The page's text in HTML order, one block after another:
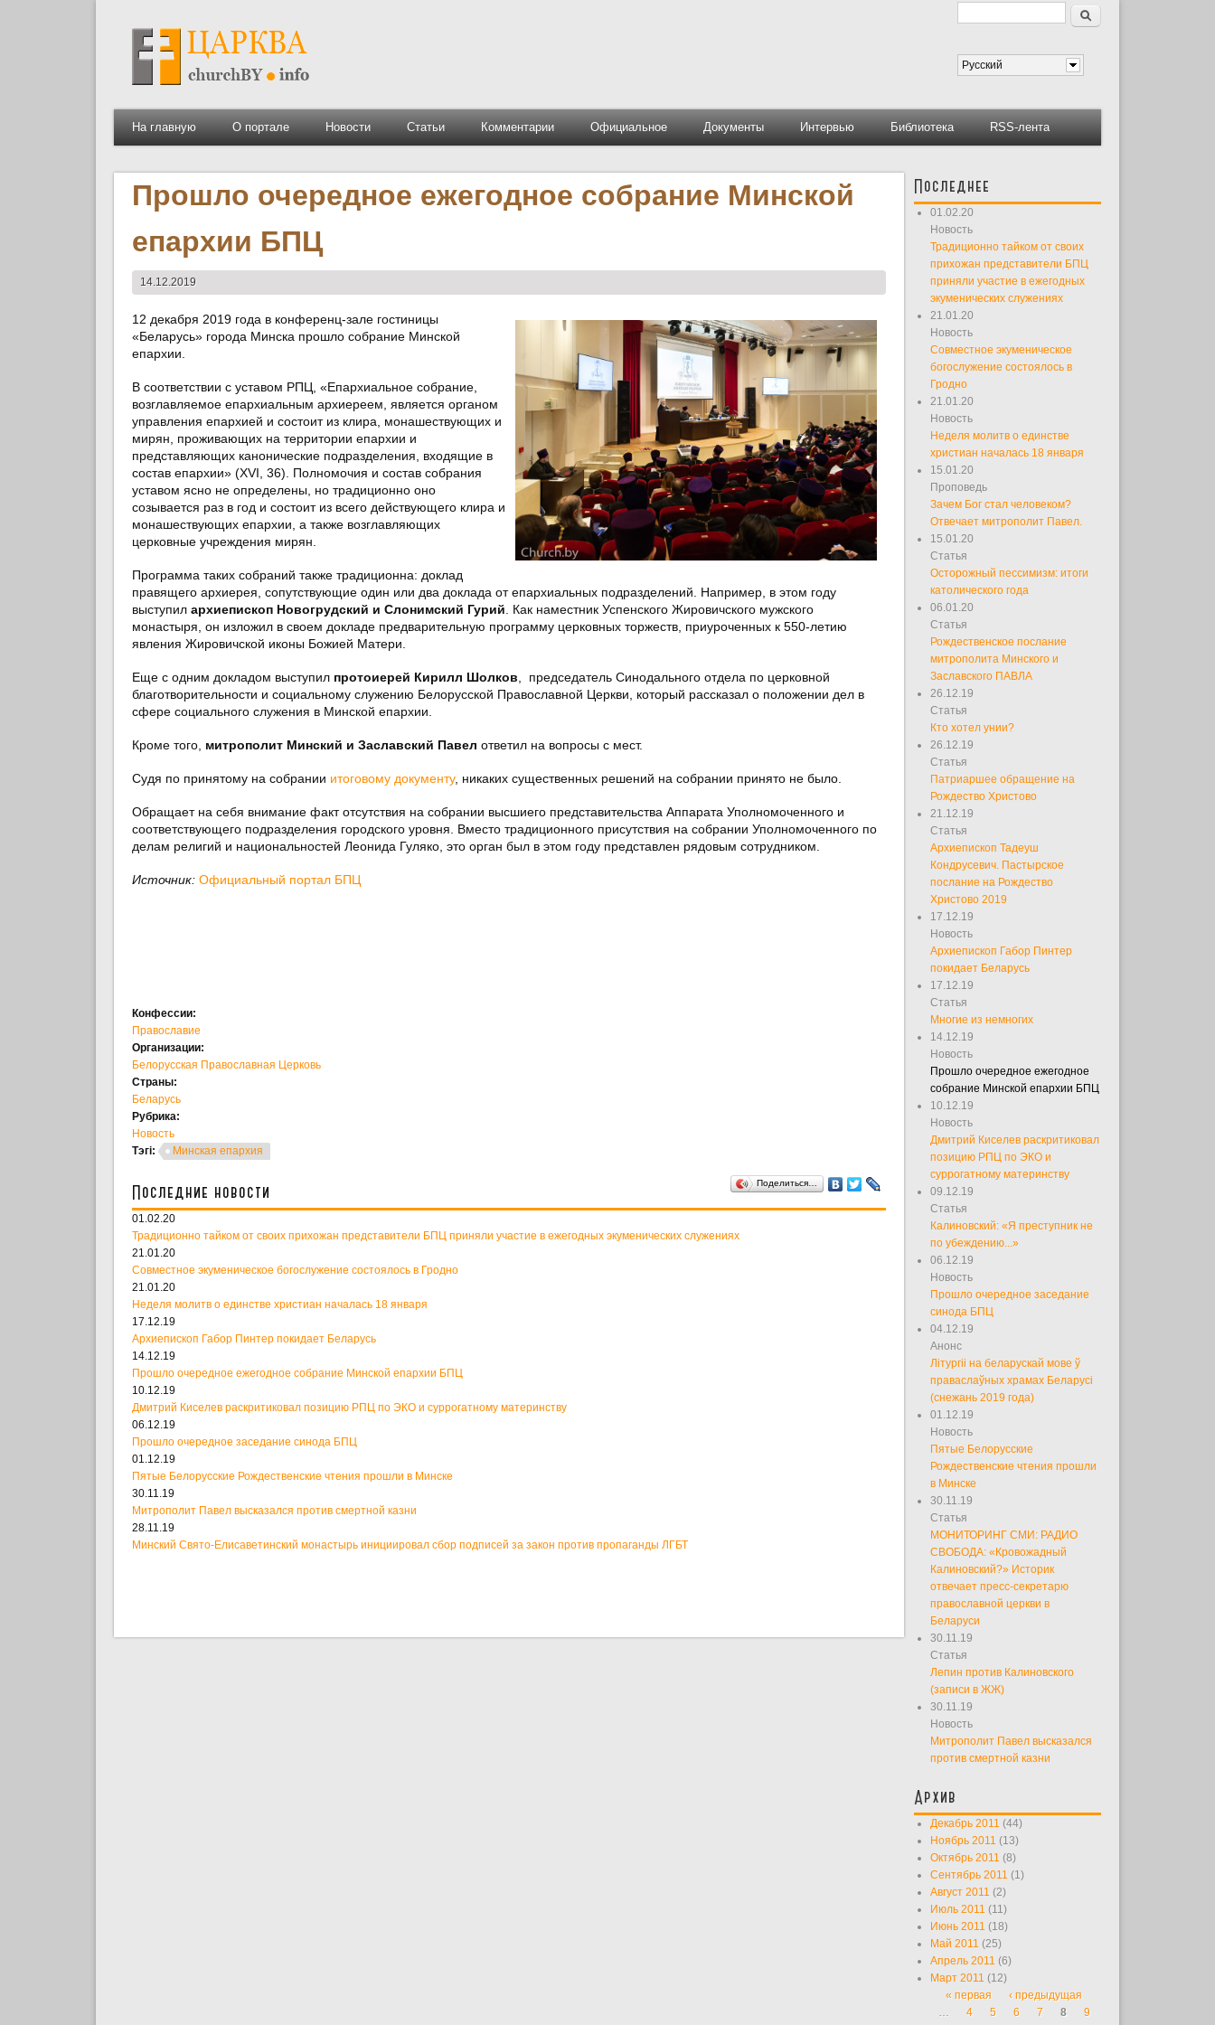
Форма поиска
Поиск
Русский
На главную О портале Новости Статьи Комментарии Официальное Документы Интервью Библиотека RSS-лента
Прошло очередное ежегодное собрание Минской
епархии БПЦ
14.12.2019
12 декабря 2019 года в конференц-зале гостиницы
«Беларусь» города Минска прошло собрание Минской
епархии.
В соответствии с уставом РПЦ, «Епархиальное собрание,
возглавляемое епархиальным архиереем, является органом
управления епархией и состоит из клира, монашествующих и
мирян, проживающих на территории епархии и
представляющих канонические подразделения, входящие в
состав епархии» (XVI, 36). Полномочия и состав собрания
уставом ясно не определены, но традиционно оно
созывается раз в год и состоит из всего действующего клира и
монашествующих епархии, а также возглавляющих
церковные учреждения мирян.
Программа таких собраний также традиционна: доклад
правящего архиерея, сопутствующие один или два доклада от епархиальных подразделений. Например, в этом году
выступил архиепископ Новогрудский и Слонимский Гурий . Как наместник Успенского Жировичского мужского
монастыря, он изложил в своем докладе предварительную программу церковных торжеств, приуроченных к 550-летию
явления Жировичской иконы Божией Матери.
Еще с одним докладом выступил протоиерей Кирилл Шолков , председатель Синодального отдела по церковной
благотворительности и социальному служению Белорусской Православной Церкви, который рассказал о положении дел в
сфере социального служения в Минской епархии.
Кроме того, митрополит Минский и Заславский Павел ответил на вопросы с мест.
Судя по принятому на собрании итоговому документу, никаких существенных решений на собрании принято не было.
Обращает на себя внимание факт отсутствия на собрании высшиего представительства Аппарата Уполномоченного и
соответствующего подразделения городского уровня. Вместо традиционного присутствия на собрании Уполномоченного по
делам религий и национальностей Леонида Гуляко, это орган был в этом году представлен рядовым сотрудником.
Источник: Официальный портал БПЦ
Конфессии:
Православие
Организации:
Белорусская Православная Церковь
Страны:
Беларусь
Рубрика:
Новость
Тэгі:
Минская епархия
Поделиться…
Последние новости
01.02.20
Традиционно тайком от своих прихожан представители БПЦ приняли участие в ежегодных экуменических служениях
21.01.20
Совместное экуменическое богослужение состоялось в Гродно
21.01.20
Неделя молитв о единстве христиан началась 18 января
17.12.19
Архиепископ Габор Пинтер покидает Беларусь
14.12.19
Прошло очередное ежегодное собрание Минской епархии БПЦ
10.12.19
Дмитрий Киселев раскритиковал позицию РПЦ по ЭКО и суррогатному материнству
06.12.19
Прошло очередное заседание синода БПЦ
01.12.19
Пятые Белорусские Рождественские чтения прошли в Минске
30.11.19
Митрополит Павел высказался против смертной казни
28.11.19
Минский Свято-Елисаветинский монастырь инициировал сбор подписей за закон против пропаганды ЛГБТ
Последнее
01.02.20
Новость
Традиционно тайком от своих
прихожан представители БПЦ
приняли участие в ежегодных
экуменических служениях
21.01.20
Новость
Совместное экуменическое
богослужение состоялось в
Гродно
21.01.20
Новость
Неделя молитв о единстве
христиан началась 18 января
15.01.20
Проповедь
Зачем Бог стал человеком?
Отвечает митрополит Павел.
15.01.20
Статья
Осторожный пессимизм: итоги
католического года
06.01.20
Статья
Рождественское послание
митрополита Минского и
Заславского ПАВЛА
26.12.19
Статья
Кто хотел унии?
26.12.19
Статья
Патриаршее обращение на
Рождество Христово
21.12.19
Статья
Архиепископ Тадеуш
Кондрусевич. Пастырское
послание на Рождество
Христово 2019
17.12.19
Новость
Архиепископ Габор Пинтер
покидает Беларусь
17.12.19
Статья
Многие из немногих
14.12.19
Новость
Прошло очередное ежегодное
собрание Минской епархии БПЦ
10.12.19
Новость
Дмитрий Киселев раскритиковал
позицию РПЦ по ЭКО и
суррогатному материнству
09.12.19
Статья
Калиновский: «Я преступник не
по убеждению...»
06.12.19
Новость
Прошло очередное заседание
синода БПЦ
04.12.19
Анонс
Літургіі на беларускай мове ў
праваслаўных храмах Беларусі
(снежань 2019 года)
01.12.19
Новость
Пятые Белорусские
Рождественские чтения прошли
в Минске
30.11.19
Статья
МОНИТОРИНГ СМИ: РАДИО
СВОБОДА: «Кровожадный
Калиновский?» Историк
отвечает пресс-секретарю
православной церкви в
Беларуси
30.11.19
Статья
Лепин против Калиновского
(записи в ЖЖ)
30.11.19
Новость
Митрополит Павел высказался
против смертной казни
Архив
Декабрь 2011 (44)
Ноябрь 2011 (13)
Октябрь 2011 (8)
Сентябрь 2011 (1)
Август 2011 (2)
Июль 2011 (11)
Июнь 2011 (18)
Май 2011 (25)
Апрель 2011 (6)
Март 2011 (12)
Страницы
« первая
‹ предыдущая
…
4 5 6 7 8
9